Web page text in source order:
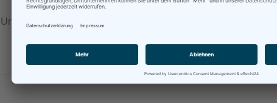
Und hier ist das auftragsbezogene Ergebnis: